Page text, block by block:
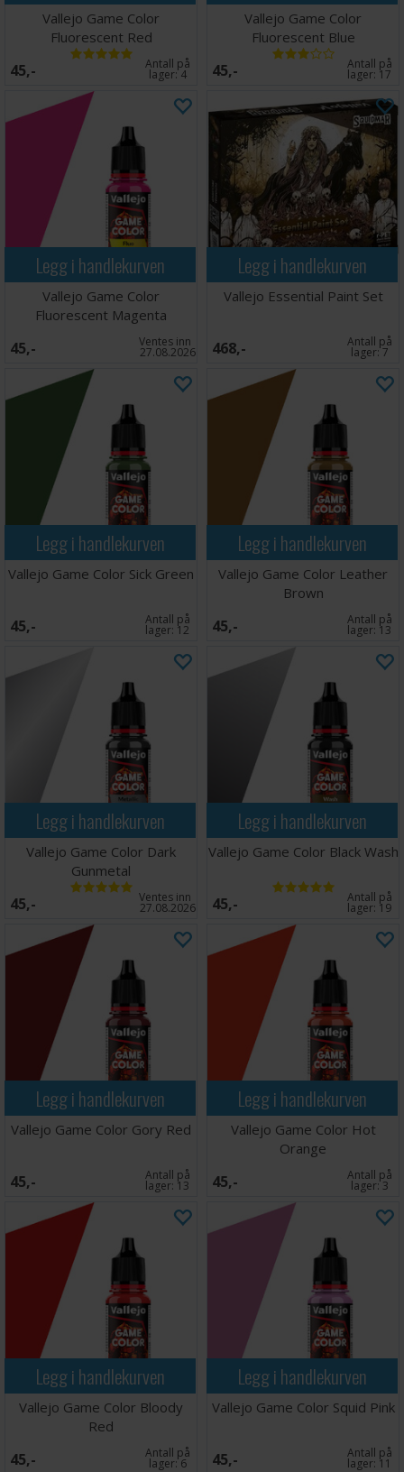
Vallejo Game Color
Fluorescent Red
45,- Antall på
lager:4
Vallejo Game Color
Fluorescent Blue
45,- Antall på
lager: 17
Legg i handlekurven
Vallejo Game Color
Fluorescent Magenta
45,- Ventes inn
27.08.2026
Legg i handlekurven
Vallejo Essential Paint Set
468,- Antall på
lager:7
Legg i handlekurven
Vallejo Game Color Sick Green
45,- Antall på
lager: 12
Legg i handlekurven
Vallejo Game Color Leather
Brown
45,- Antall på
lager: 13
Legg i handlekurven
Vallejo Game Color Dark
Gunmetal
45,- Ventes inn
27.08.2026
Legg i handlekurven
Vallejo Game Color Black Wash
45,- Antall på
lager: 19
Legg i handlekurven
Vallejo Game Color Gory Red
45,- Antall på
lager: 13
Legg i handlekurven
Vallejo Game Color Hot
Orange
45,- Antall på
lager:3
Legg i handlekurven
Vallejo Game Color Bloody
Red
45,- Antall på
lager:6
Legg i handlekurven
Vallejo Game Color Squid Pink
45,- Antall på
lager: 11